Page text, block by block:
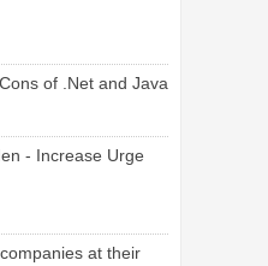
of .Net and Java
- Increase Urge
at their